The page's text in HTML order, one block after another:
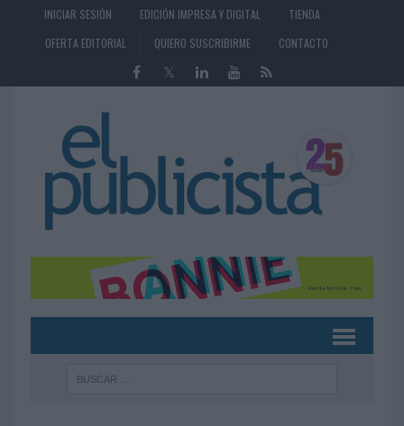
INICIAR SESIÓN EDICIÓN IMPRESA Y DIGITAL
TIENDA
OFERTA EDITORIAL
QUIERO SUSCRIBIRME CONTACTO